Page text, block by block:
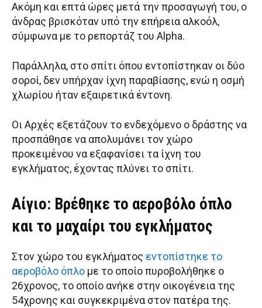
Ακόμη και επτά ώρες μετά την προσαγωγή του, ο
άνδρας βρισκόταν υπό την επήρεια αλκοόλ,
σύμφωνα με το ρεπορτάζ του Alpha.
Παράλληλα, στο σπίτι όπου εντοπίστηκαν οι δύο
σοροί, δεν υπήρχαν ίχνη παραβίασης, ενώ η οσμή
χλωρίου ήταν εξαιρετικά έντονη.
Οι Αρχές εξετάζουν το ενδεχόμενο ο δράστης να
προσπάθησε να απολυμάνει τον χώρο
προκειμένου να εξαφανίσει τα ίχνη του
εγκλήματος, έχοντας πλύνει το σπίτι.
Αίγιο: Βρέθηκε το αεροβόλο όπλο
και το μαχαίρι του εγκλήματος
Στον χώρο του εγκλήματος εντοπίστηκε το
αεροβόλο όπλο με το οποίο πυροβολήθηκε ο
26χρονος, το οποίο ανήκε στην οικογένεια της
54χρονης και συγκεκριμένα στον πατέρα της.